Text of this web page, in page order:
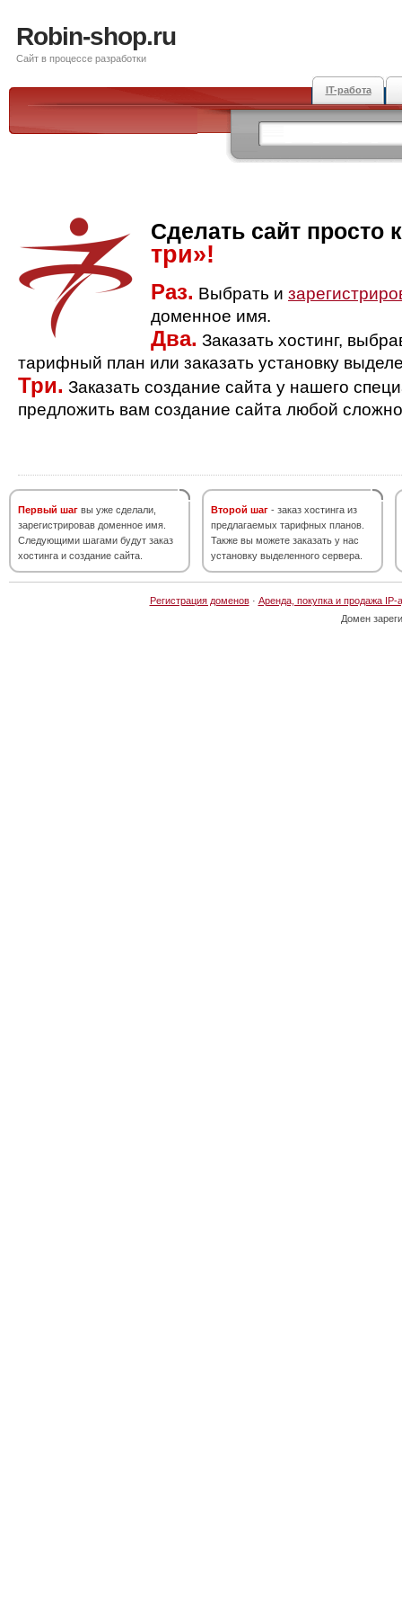
Robin-shop.ru
Сайт в процессе разработки
IT-работа
Сделать сайт просто
три»!
Раз. Выбрать и
доменное имя.
Два. Заказать хостинг,
тарифный план или заказать установку
Три. Заказать создание сайта у нашего
предложить вам создание сайта любой
Первый шаг вы уже сделали,
зарегистрировав доменное имя.
Следующими шагами будут заказ
хостинга и создание сайта.
Второй шаг - заказ хостинга из
предлагаемых тарифных планов.
Также вы можете заказать у нас
установку выделенного сервера.
Регистрация доменов· Аренда, покупка и продажа IP-
Домен